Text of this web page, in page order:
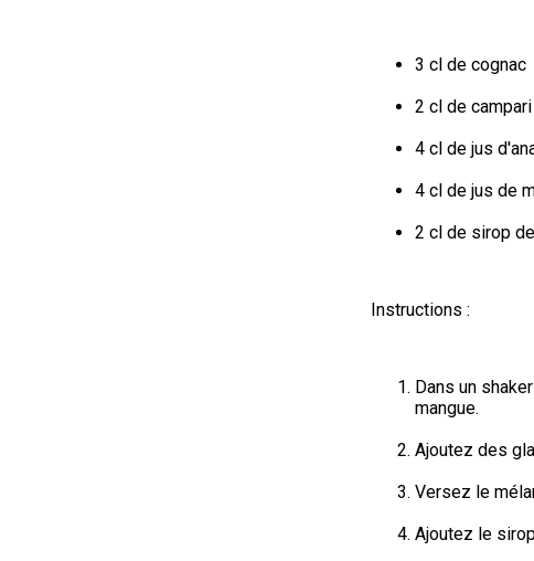
3 cl de cognac
2 cl de campari
4 cl de jus
4 cl de jus de
2 cl de sirop
Instructions :
Dans un
mangue.
Ajoutez des
Versez le
Ajoutez le